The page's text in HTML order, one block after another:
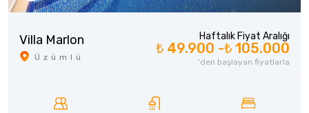
Villa Marlon
Üzümlü
Haftalık Fiyat Aralığı
₺ 49.900 -₺ 105.000
'den başlayan fiyatlarla